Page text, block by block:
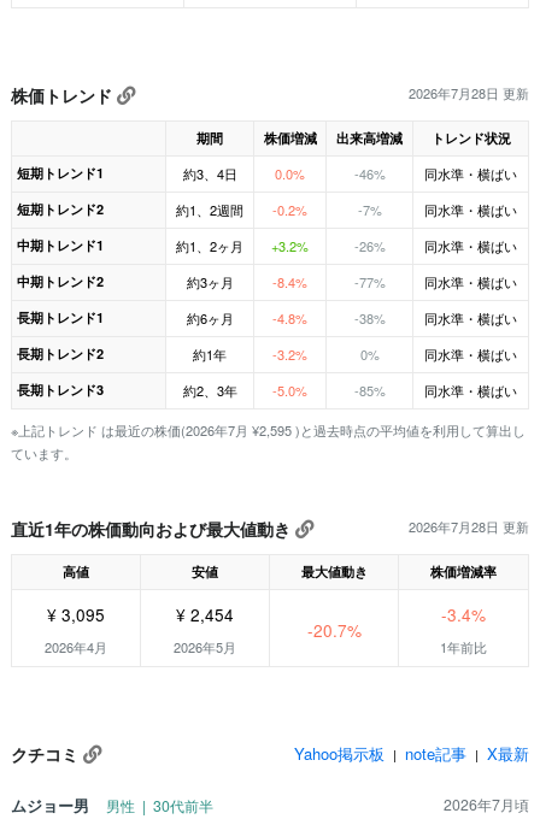
株価トレンド 2026年7月28日 更新
期間 株価増減 出来高増減
トレンド状況
短期トレンド1
約3、4日 0.0% -46% 同水準・横ばい
短期トレンド2 約1、2週間 -0.2% -7% 同水準・横ばい
中期トレンド1 約1、2ヶ月 +3.2% -26% 同水準・横ばい
中期トレンド2 約3ヶ月 -8.4% -77% 同水準・横ばい
長期トレンド1 約6ヶ月 -4.8% -38% 同水準・横ばい
長期トレンド2 約1年 -3.2% 0% 同水準・横ばい
長期トレンド3 約2、3年 -5.0% -85% 同水準・横ばい
※上記トレンド は最近の株価(2026年7月 ¥2,595 )と過去時点の平均値を利用して算出し
ています。
直近1年の株価動向および最大値動き 2026年7月28日 更新
高値 安値 最大値動き 株価増減率
¥ 3,095
2026年4月
¥ 2,454
2026年5月
-20.7%
-3.4%
1年前比
クチコミ Yahoo掲示板 | note記事 | X最新
ムジョー男 男性 | 30代前半 2026年7月頃